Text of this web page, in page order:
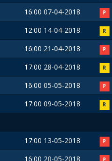
16:00 07-04-2018 P
12:00 14-04-2018 R
16:00 21-04-2018 P
17:00 28-04-2018 R
16:00 05-05-2018 P
17:00 09-05-2018 R
17:00 13-05-2018 P
16:00 20-05-2018